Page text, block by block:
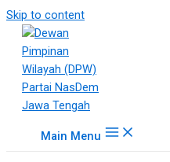
18Tube.tv
free
hosting
service
Skip to content
Main Menu